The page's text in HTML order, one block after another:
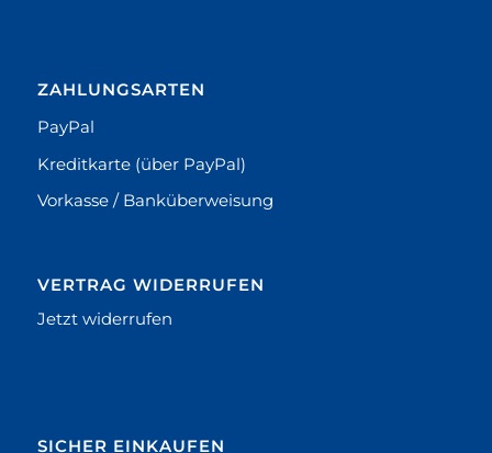
ZAHLUNGSARTEN
PayPal
Kreditkarte (über PayPal)
Vorkasse / Banküberweisung
VERTRAG WIDERRUFEN
Jetzt widerrufen
SICHER EINKAUFEN